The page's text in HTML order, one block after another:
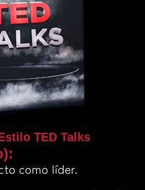
TED Talks
:
como líder.